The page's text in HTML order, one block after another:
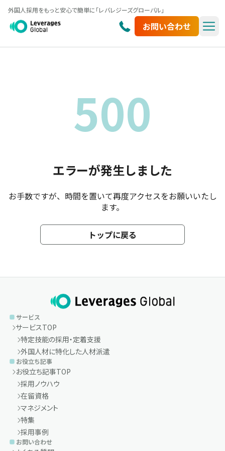
外国人採用をもっと安心で簡単に「レバレジーズグローバル」
お問い合わせ
500
エラーが発生しました
お手数ですが、時間を置いて再度アクセスをお願いいたし
ます。
トップに戻る
サービス
サービスTOP
特定技能の採用・定着支援
外国人材に特化した人材派遣
お役立ち記事
お役立ち記事TOP
採用ノウハウ
在留資格
マネジメント
特集
採用事例
お問い合わせ